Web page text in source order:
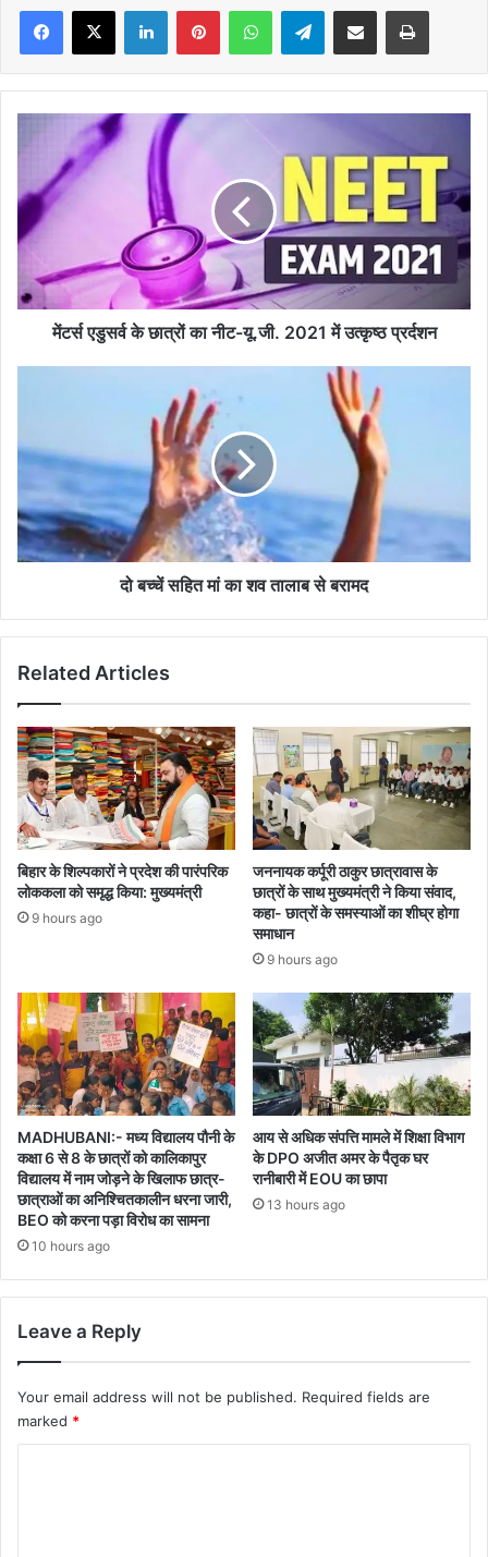
Facebook
X LinkedInPinterestWhatsAppTelegramShare via Email Print
एडुसर्व
छात्रों
का
नीट-
2021
में
मेंटर्स एडुसर्व के छात्रों का नीट-यू.जी. 2021 में उत्कृष्ठ प्रर्दशन
मां
का
शव
तालाब
से
बरामद
दो बच्चें सहित मां का शव तालाब से बरामद
Related Articles
बिहार के शिल्पकारों ने प्रदेश की पारंपरिक
लोककला को समृद्ध किया: मुख्यमंत्री
9 hours ago
जननायक कर्पूरी ठाकुर छात्रावास के
छात्रों के साथ मुख्यमंत्री ने किया संवाद,
कहा- छात्रों के समस्याओं का शीघ्र होगा
समाधान
9 hours ago
MADHUBANI:- मध्य विद्यालय पौनी के
कक्षा 6 से 8 के छात्रों को कालिकापुर
विद्यालय में नाम जोड़ने के खिलाफ छात्र-
छात्राओं का अनिश्चितकालीन धरना जारी,
BEO को करना पड़ा विरोध का सामना
10 hours ago
आय से अधिक संपत्ति मामले में शिक्षा विभाग
के DPO अजीत अमर के पैतृक घर
रानीबारी में EOU का छापा
13 hours ago
Leave a Reply
Your email address will not be published. Required fields are
marked *